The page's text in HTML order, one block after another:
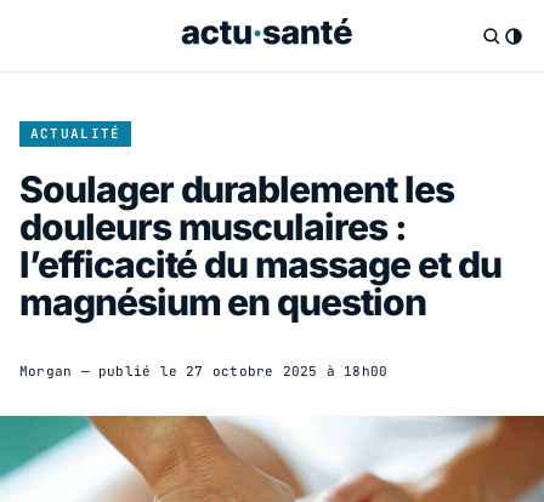
ACTUALITÉ
Soulager durablement les
douleurs musculaires :
l’efficacité du massage et du
magnésium en question
Morgan — publié le 27 octobre 2025 à 18h00